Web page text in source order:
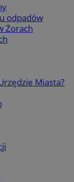
odpadów
Żorach
Miasta?